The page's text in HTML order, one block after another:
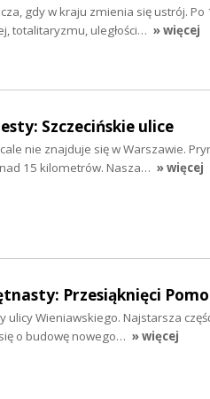
gdy w kraju zmienia się ustrój.
totalitaryzmu, uległości… » więcej
Szczecińskie ulice
nie znajduje się w Warszawie.
15 kilometrów. Nasza… » więcej
Przesiąknięci
ulicy Wieniawskiego. Najstarsza
o budowę nowego… » więcej